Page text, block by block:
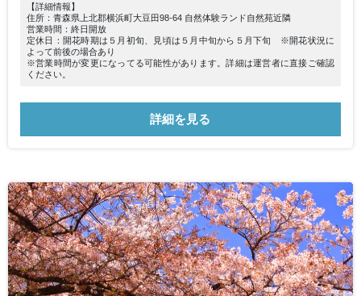
【詳細情報】
住所：青森県上北郡横浜町大豆田98-64 自然体験ランド自然苑近隣
営業時間：終日開放
定休日：開花時期は５月初旬、見頃は５月中旬から５月下旬 ※開花状況に
よって前後の場合あり
※営業時間が変更になってる可能性があります。詳細は運営者に直接ご確認
ください。
詳細を見る